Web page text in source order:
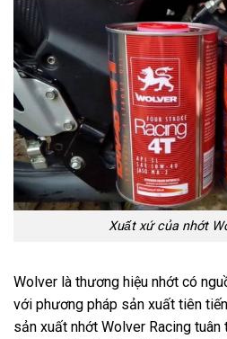
Xuất xứ của nhớt
Wolver là thương hiệu nhớt có
với phương pháp sản xuất tiên
sản xuất nhớt Wolver Racing